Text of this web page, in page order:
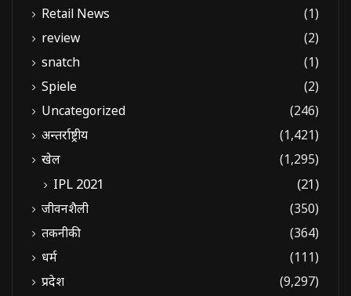
Retail News
(1)
review
(2)
snatch
(1)
Spiele
(2)
Uncategorized
(246)
अन्तर्राष्ट्रीय
(1,421)
खेल
(1,295)
IPL 2021 (21)
जीवनशैली
(350)
तकनीकी
(364)
धर्म
(111)
प्रदेश
(9,297)